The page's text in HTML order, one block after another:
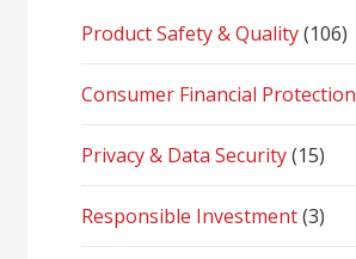
Product Safety & Quality(106)
Consumer Financial Protection
Privacy & Data Security(15)
Responsible Investment(3)